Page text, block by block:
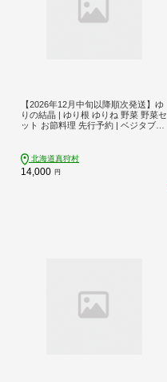
【2026年12月中旬以降順次発送】ゆ
りの結晶 | ゆり根 ゆりね 野菜 野菜セ
ット お節料理 先行予約 | ベジタブル
北海道真狩村
14,000 円